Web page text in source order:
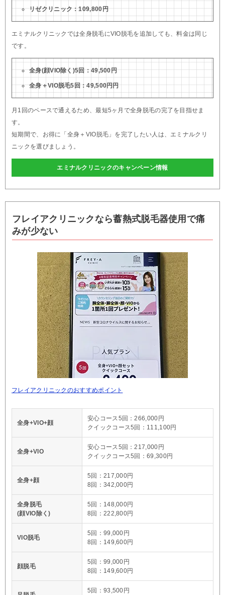
リゼクリニック：109,800円
エミナルクリニックでは全身脱毛にVIO脱毛を追加しても、料金は同じ
です。
全身(顔VIO除く)5回：49,500円
全身＋VIO脱毛5回：49,500円円
月1回のペースで通えるため、最短5ヶ月で全身脱毛の完了を目指せま
す。
短期間で、お得に「全身＋VIO脱毛」を完了したい人は、エミナルクリ
ニックを選びましょう。
エミナルクリニックのキャンペーン情報
フレイアクリニックなら蓄熱式脱毛器使用で痛
みが少ない
フレイアクリニックのおすすめポイント
全身+VIO+顔
安心コース5回：266,000円
クイックコース5回：111,100円
全身+VIO
安心コース5回：217,000円
クイックコース5回：69,300円
全身+顔
5回：217,000円
8回：342,000円
全身脱毛
(顔VIO除く)
5回：148,000円
8回：222,800円
VIO脱毛
5回：99,000円
8回：149,600円
顔脱毛
5回：99,000円
8回：149,600円
5回：93,500円